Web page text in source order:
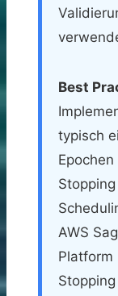
Best
typisch
AWS
Platform